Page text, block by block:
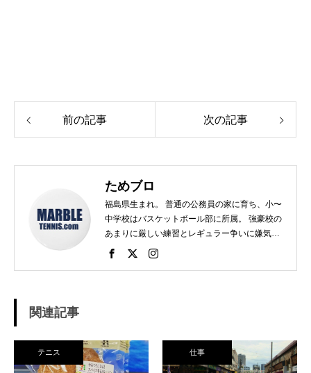
前の記事 次の記事
ためブロ
福島県生まれ。 普通の公務員の家に育ち、小〜
中学校はバスケットボール部に所属。 強豪校の
あまりに厳しい練習とレギュラー争いに嫌気が
さし、個人スポーツをやることに。 高校で見つ
素振りをした途端に、先輩に「センスなし」か
ら一刀両断。（笑） そんなテニスとの出会い
関連記事
テニス 仕事